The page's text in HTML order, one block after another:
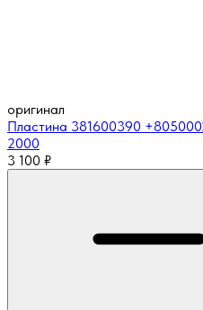
оригинал
Пластина 381600390
2000
3 100 ₽